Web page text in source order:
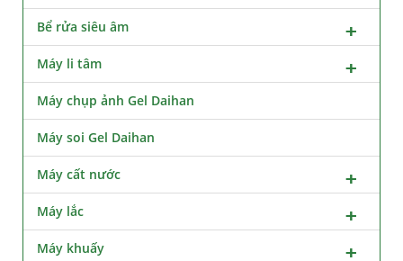
Bể rửa siêu âm
Máy li tâm
Máy chụp ảnh Gel Daihan
Máy soi Gel Daihan
Máy cất nước
Máy lắc
Máy khuấy